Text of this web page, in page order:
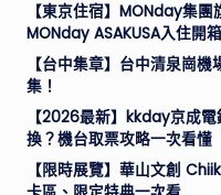
【東京住宿】MONday集
MONday ASAKUSA入住開箱
【台中集章】台中清泉崗
集！
【2026最新】kkday京成
換？機台取票攻略一次看懂
【限時展覽】華山文創